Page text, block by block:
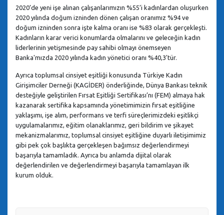
2020’de yeni işe alınan çalışanlarımızın %55’i kadınlardan oluşurken
2020 yılında doğum izninden dönen çalışan oranımız %94 ve
doğum izninden sonra işte kalma oranı ise %83 olarak gerçekleşti.
Kadınların karar verici konumlarda olmalarını ve geleceğin kadın
liderlerinin yetişmesinde pay sahibi olmayı önemseyen
Banka'mızda 2020 yılında kadın yönetici oranı %40,3'tür.
Ayrıca toplumsal cinsiyet eşitliği konusunda Türkiye Kadın
Girişimciler Derneği (KAGİDER) önderliğinde, Dünya Bankası teknik
desteğiyle geliştirilen Fırsat Eşitliği Sertifikası’nı (FEM) almaya hak
kazanarak sertifika kapsamında yönetimimizin fırsat eşitliğine
yaklaşımı, işe alım, performans ve terfi süreçlerimizdeki eşitlikçi
uygulamalarımız, eğitim olanaklarımız, geri bildirim ve şikayet
mekanizmalarımız, toplumsal cinsiyet eşitliğine duyarlı iletişimimiz
gibi pek çok başlıkta gerçekleşen bağımsız değerlendirmeyi
başarıyla tamamladık. Ayrıca bu anlamda dijital olarak
değerlendirilen ve değerlendirmeyi başarıyla tamamlayan ilk
kurum olduk.